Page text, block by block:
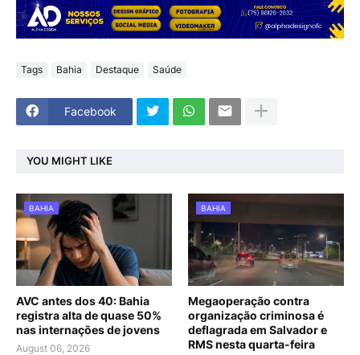
Tags Bahia Destaque Saúde
Facebook
YOU MIGHT LIKE
BAHIA
AVC antes dos 40: Bahia
registra alta de quase 50%
nas internações de jovens
August 06, 2026
BAHIA
Megaoperação contra
organização criminosa é
deflagrada em Salvador e
RMS nesta quarta-feira